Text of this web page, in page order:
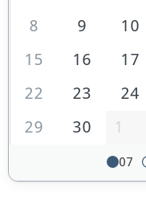
8
9 10
15
16 17
22
23 24
29
30 1
07